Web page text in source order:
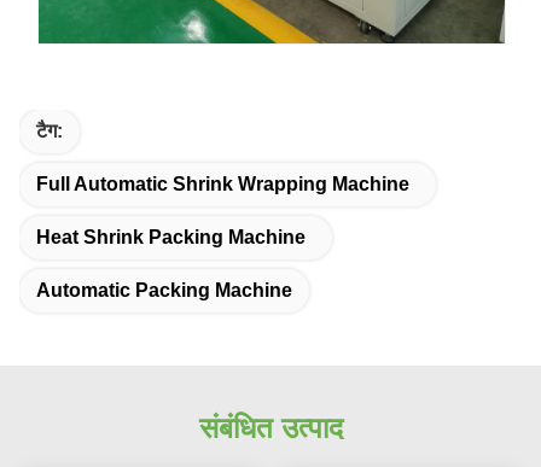
टैग:
Full Automatic Shrink Wrapping Machine
Heat Shrink Packing Machine
Automatic Packing Machine
संबंधित उत्पाद